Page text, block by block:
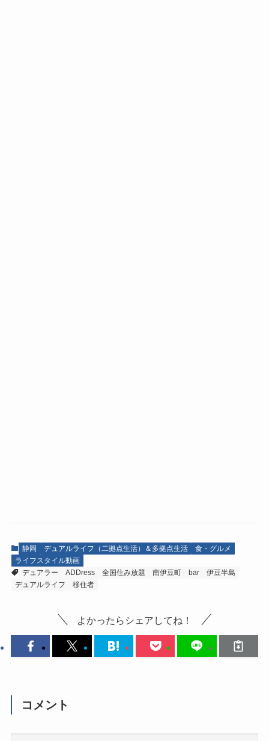
静岡 デュアルライフ（二拠点生活）＆多拠点生活
食・グルメ
ライフスタイル動画
デュアラー
ADDress 全国住み放題 南伊豆町 bar
伊豆半島
デュアルライフ
移住者
よかったらシェアしてね！
コメント